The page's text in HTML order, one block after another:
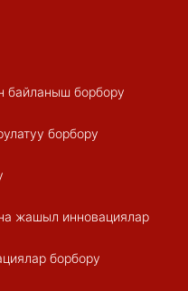
байланыш борбору
борбору
жашыл инновациялар
борбору